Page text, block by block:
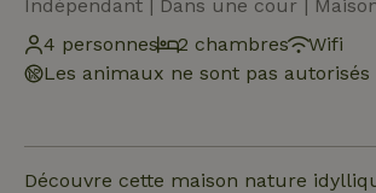
Indépendant | Dans une cour |
4 personnes
2 chambres
Wifi
Les animaux ne sont pas autorisés
Découvre cette maison nature